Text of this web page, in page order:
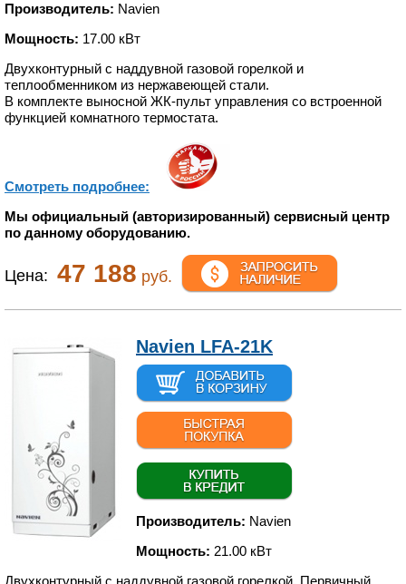
Производитель: Navien
Мощность: 17.00 кВт
Двухконтурный с наддувной газовой горелкой и
теплообменником из нержавеющей стали.
В комплекте выносной ЖК-пульт управления со встроенной
функцией комнатного термостата.
Смотреть подробнее:
Мы официальный (авторизированный) сервисный центр
по данному оборудованию.
Цена: 47 188 руб.
Navien LFA-21K
Производитель: Navien
Мощность: 21.00 кВт
Двухконтурный с наддувной газовой горелкой. Первичный